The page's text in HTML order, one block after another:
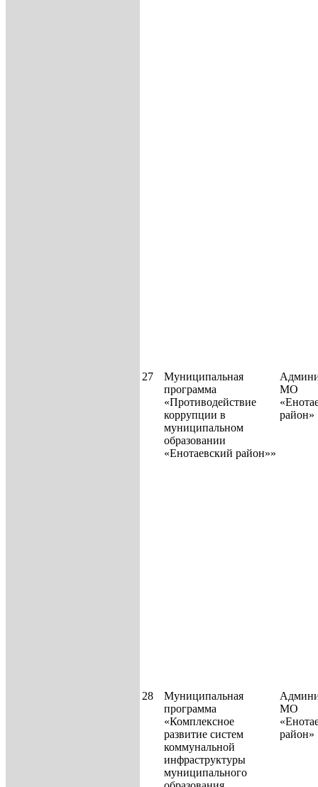
27
Муниципальная
программа
«Противодействие
коррупции в
муниципальном
образовании
«Енотаевский район»»
МО
район»
28
Муниципальная
программа
«Комплексное
развитие систем
коммунальной
инфраструктуры
муниципального
МО
район»